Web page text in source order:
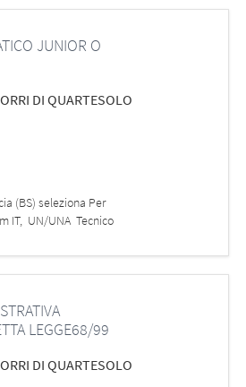
• Diploma o Laurea ad
pregressa nella
JUNIOR O
DI QUARTESOLO
(BS) seleziona Per
IT, UN/UNA Tecnico
da inserire all'interno
entrerà a far parte del
gestione quotidiana
e al supporto agli utenti.
curiosa,
LEGGE68/99
DI QUARTESOLO